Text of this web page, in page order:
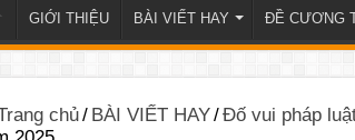
GIỚI THIỆU BÀI VIẾT HAY ĐỀ CƯƠNG
chủ/ BÀI VIẾT HAY/Đố vui pháp